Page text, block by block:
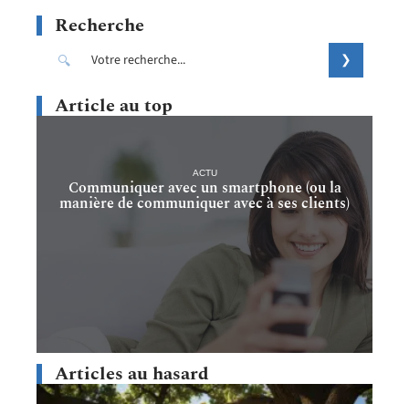
Recherche
Article au top
ACTU
Communiquer avec un smartphone (ou la
manière de communiquer avec à ses clients)
Articles au hasard